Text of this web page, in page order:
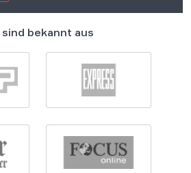
sind bekannt aus